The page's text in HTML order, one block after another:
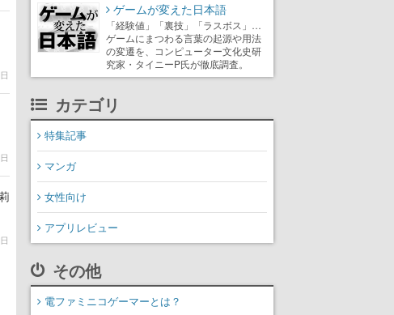
ゲームが変えた日本語
「経験値」「裏技」「ラスボス」…
ゲームにまつわる言葉の起源や用法
の変遷を、コンピューター文化史研
究家・タイニーP氏が徹底調査。
カテゴリ
特集記事
マンガ
女性向け
アプリレビュー
その他
電ファミニコゲーマーとは？